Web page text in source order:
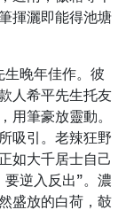
揮灑即能得池塘
生晚年佳作。彼
人希平先生托友
用筆豪放靈動。
吸引。老辣狂野
如大千居士自己
逆入反出”。濃
盛放的白荷，攲